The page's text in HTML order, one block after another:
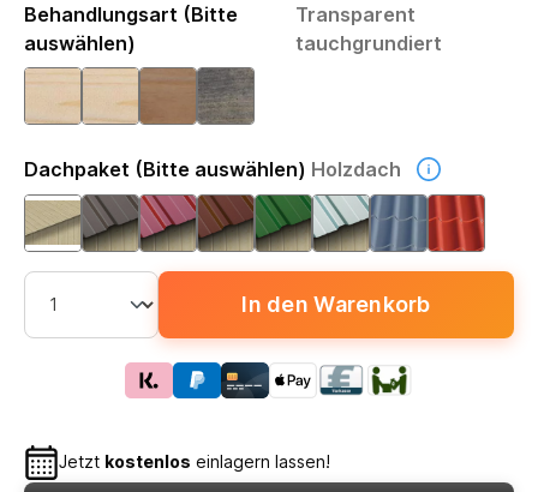
Behandlungsart (Bitte
auswählen)
Transparent
tauchgrundiert
Dachpaket (Bitte auswählen) Holzdach
In den Warenkorb
Jetzt kostenlos einlagern lassen!